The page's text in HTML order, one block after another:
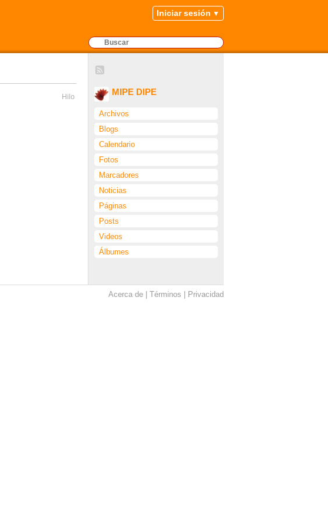
Iniciar sesión
MIPE DIPE
Archivos
Blogs
Calendario
Fotos
Marcadores
Noticias
Páginas
Posts
Videos
Álbumes
Hilo
Acerca de Términos Privacidad